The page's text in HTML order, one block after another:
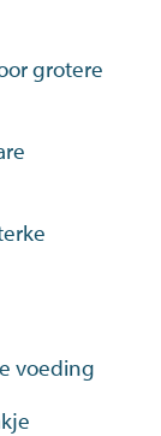
grotere
voeding